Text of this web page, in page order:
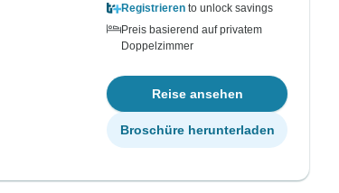
Registrieren to unlock savings
Preis basierend auf privatem
Doppelzimmer
Reise ansehen
Broschüre herunterladen